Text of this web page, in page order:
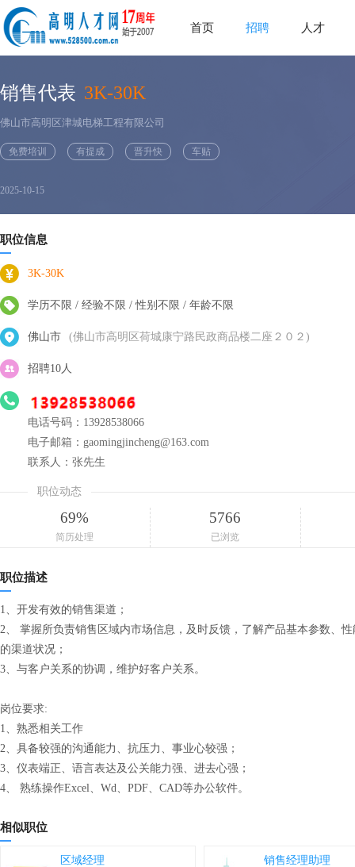
首页 招聘 人才
销售代表 3K-30K
佛山市高明区津城电梯工程有限公司
免费培训 有提成 晋升快 车贴
2025-10-15
职位信息
3K-30K
学历不限 / 经验不限 / 性别不限 / 年龄不限
佛山市 (佛山市高明区荷城康宁路民政商品楼二座２０２)
招聘10人
电话号码：13928538066
电子邮箱：gaomingjincheng@163.com
联系人：张先生
职位动态
69%
简历处理
5766
已浏览
职位描述
1、开发有效的销售渠道；
2、 掌握所负责销售区域内市场信息，及时反馈，了解产品基本参数、
的渠道状况；
3、与客户关系的协调，维护好客户关系。
岗位要求:
1、熟悉相关工作
2、具备较强的沟通能力、抗压力、事业心较强；
3、仪表端正、语言表达及公关能力强、进去心强；
4、 熟练操作Excel、Wd、PDF、CAD等办公软件。
相似职位
区域经理 销售经理助理